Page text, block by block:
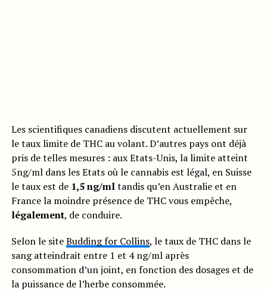
Les scientifiques canadiens discutent actuellement sur
le taux limite de THC au volant. D’autres pays ont déjà
pris de telles mesures : aux Etats-Unis, la limite atteint
5ng/ml dans les Etats où le cannabis est légal, en Suisse
le taux est de 1,5 ng/mltandis qu’en Australie et en
France la moindre présence de THC vous empêche,
légalement, de conduire.
Selon le siteBudding for Collins, le taux de THC dans le
sang atteindrait entre 1 et 4 ng/ml après
consommation d’un joint, en fonction des dosages et de
la puissance de l’herbe consommée.